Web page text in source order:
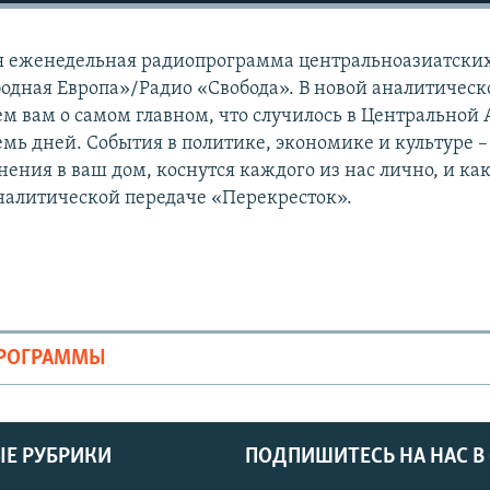
еженедельная радиопрограмма
Европа»/Радио «Свобода». В новой
вам о самом главном, что случилось в Центральной
дней. События в политике, экономике и культуре
в ваш дом, коснутся каждого из нас лично, и
передаче «Перекресток».
ПОДПИШИТЕСЬ НА НАС В
РУБРИКИ